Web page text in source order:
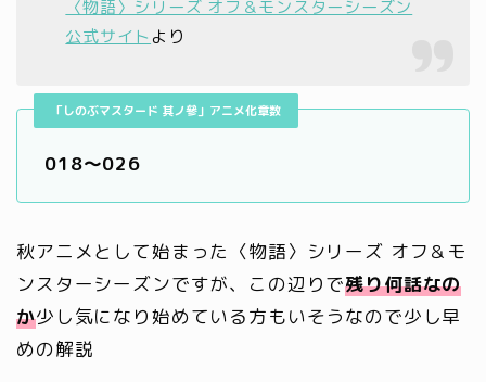
〈物語〉シリーズ オフ＆モンスターシーズン
公式サイト より
「しのぶマスタード 其ノ參」アニメ化章数
018～026
秋アニメとして始まった〈物語〉シリーズ オフ＆モ
ンスターシーズンですが、この辺りで残り何話なの
か少し気になり始めている方もいそうなので少し早
めの解説